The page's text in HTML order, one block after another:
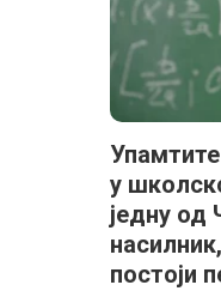
у
једну од
постоји